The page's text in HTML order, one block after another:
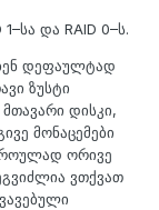
და RAID 0–ს.
დეფაულტად
ზუსტი
დისკი,
მონაცემები
ორივე
ვთქვათ